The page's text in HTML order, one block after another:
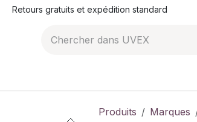
Retours gratuits et expédition standard
Produits Marques